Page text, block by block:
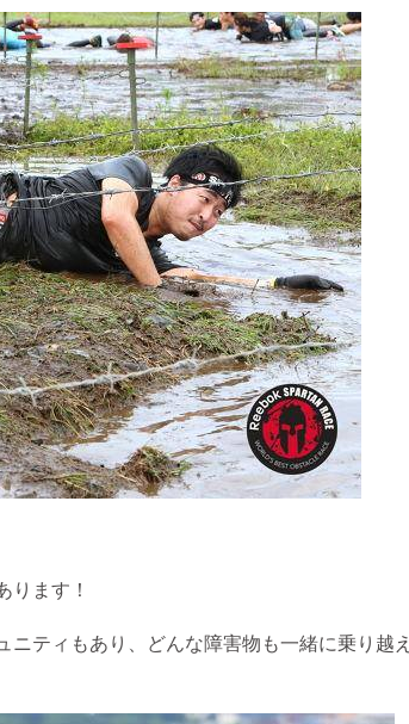
ります！
ティもあり、どんな障害物も一緒に乗り越え